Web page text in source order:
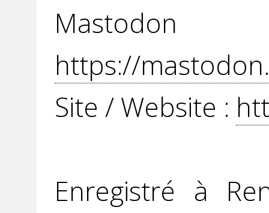
https://
Site / Website :
Enregistré à